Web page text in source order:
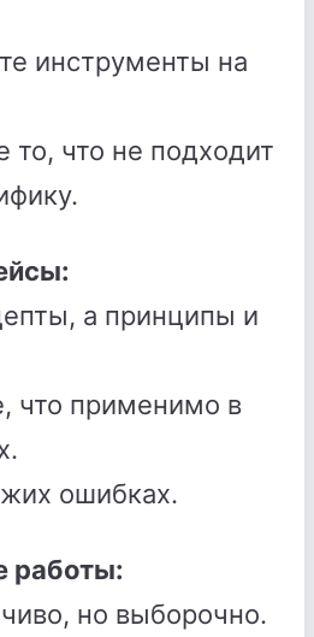
инструменты на
то, что не подходит
а принципы и
что применимо в
ошибках.
работы:
но выборочно.